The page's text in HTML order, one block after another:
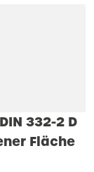
332-2 D
Fläche